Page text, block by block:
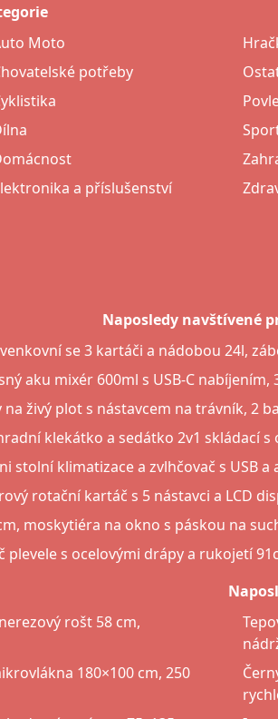
Moto
potřeby
a příslušenství
Naposledy navštívené
se 3 kartáči a nádobou 24l,
aku mixér 600ml s USB-C
na živý plot s nástavcem na trávník, 2
klekátko a sedátko 2v1 skládací
stolní klimatizace a zvlhčovač s USB
rotační kartáč s 5 nástavci a LCD
moskytiéra na okno s páskou na
plevele s ocelovými drápy a rukojetí
rošt 58 cm,
180×100 cm, 250